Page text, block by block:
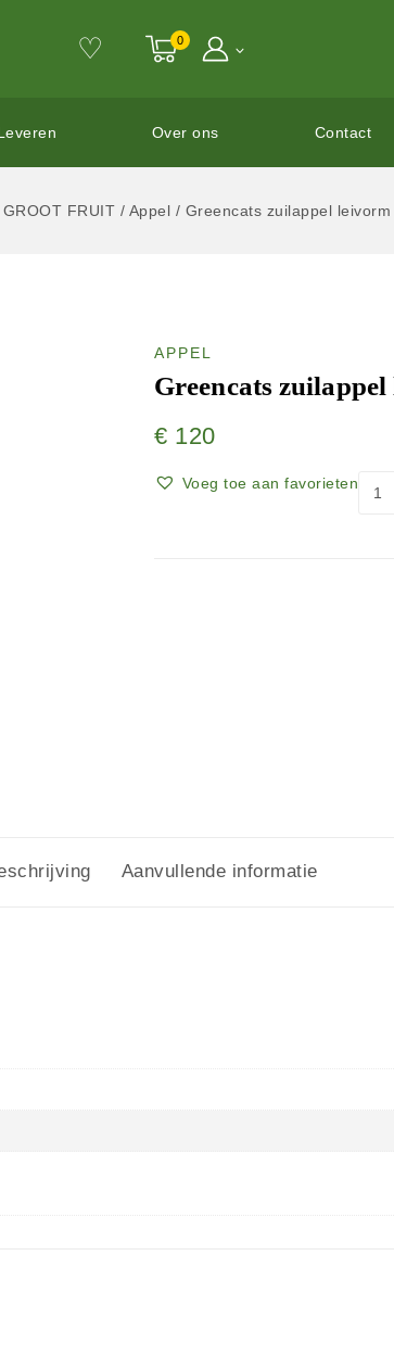
♡ 0
Over ons Contact
GROOT FRUIT / Appel / Greencats zuilappel
APPEL
Greencats
€ 120
Voeg toe aan favorieten
Aanvullende informatie